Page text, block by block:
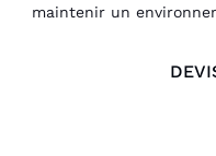
maintenir un